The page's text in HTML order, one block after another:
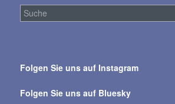
alle
Folgen Sie uns auf Instagram
Folgen Sie uns auf Bluesky